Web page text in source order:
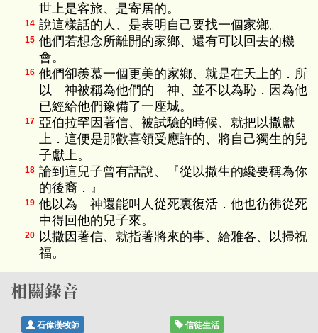
世上是客旅、是寄居的。
14 說這樣話的人、是表明自己要找一個家鄉。
15 他們若想念所離開的家鄉、還有可以回去的機
會。
16 他們卻羨慕一個更美的家鄉、就是在天上的．所
以 神被稱為他們的 神、並不以為恥．因為他
已經給他們豫備了一座城。
17 亞伯拉罕因著信、被試驗的時候、就把以撒獻
上．這便是那歡喜領受應許的、將自己獨生的兒
子獻上。
18 論到這兒子曾有話說、『從以撒生的纔要稱為你
的後裔．』
19 他以為 神還能叫人從死裏復活．他也彷彿從死
中得回他的兒子來。
20 以撒因著信、就指著將來的事、給雅各、以掃祝
福。
石偉漢牧師 信徒生活